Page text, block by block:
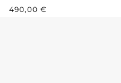
PREZZO NORMALE:
490,00 €